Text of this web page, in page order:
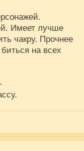
Имеет лучше
чакру. Прочнее
на всех